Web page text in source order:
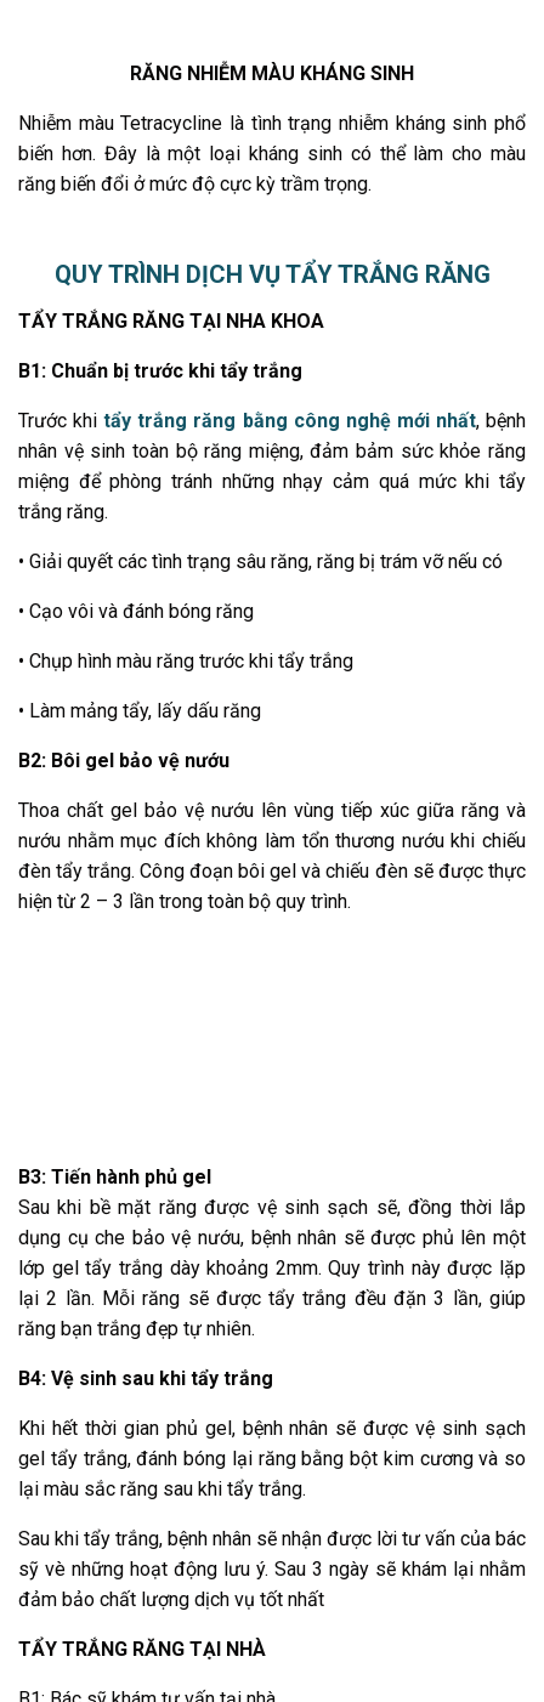
RĂNG NHIỄM MÀU KHÁNG SINH
Nhiễm màu Tetracycline là tình trạng nhiễm kháng sinh phổ
biến hơn. Đây là một loại kháng sinh có thể làm cho màu
răng biến đổi ở mức độ cực kỳ trầm trọng.
QUY TRÌNH DỊCH VỤ TẨY TRẮNG RĂNG
TẨY TRẮNG RĂNG TẠI NHA KHOA
B1: Chuẩn bị trước khi tẩy trắng
Trước khitẩy trắng răng bằng công nghệ mới nhất, bệnh
nhân vệ sinh toàn bộ răng miệng, đảm bảm sức khỏe răng
miệng để phòng tránh những nhạy cảm quá mức khi tẩy
trắng răng.
• Giải quyết các tình trạng sâu răng, răng bị trám vỡ nếu có
• Cạo vôi và đánh bóng răng
• Chụp hình màu răng trước khi tẩy trắng
• Làm mảng tẩy, lấy dấu răng
B2: Bôi gel bảo vệ nướu
Thoa chất gel bảo vệ nướu lên vùng tiếp xúc giữa răng và
nướu nhằm mục đích không làm tổn thương nướu khi chiếu
đèn tẩy trắng. Công đoạn bôi gel và chiếu đèn sẽ được thực
hiện từ 2 – 3 lần trong toàn bộ quy trình.
B3: Tiến hành phủ gel
Sau khi bề mặt răng được vệ sinh sạch sẽ, đồng thời lắp
dụng cụ che bảo vệ nướu, bệnh nhân sẽ được phủ lên một
lớp gel tẩy trắng dày khoảng 2mm. Quy trình này được lặp
lại 2 lần. Mỗi răng sẽ được tẩy trắng đều đặn 3 lần, giúp
răng bạn trắng đẹp tự nhiên.
B4: Vệ sinh sau khi tẩy trắng
Khi hết thời gian phủ gel, bệnh nhân sẽ được vệ sinh sạch
gel tẩy trắng, đánh bóng lại răng bằng bột kim cương và so
lại màu sắc răng sau khi tẩy trắng.
Sau khi tẩy trắng, bệnh nhân sẽ nhận được lời tư vấn của bác
sỹ vè những hoạt động lưu ý. Sau 3 ngày sẽ khám lại nhằm
đảm bảo chất lượng dịch vụ tốt nhất
TẨY TRẮNG RĂNG TẠI NHÀ